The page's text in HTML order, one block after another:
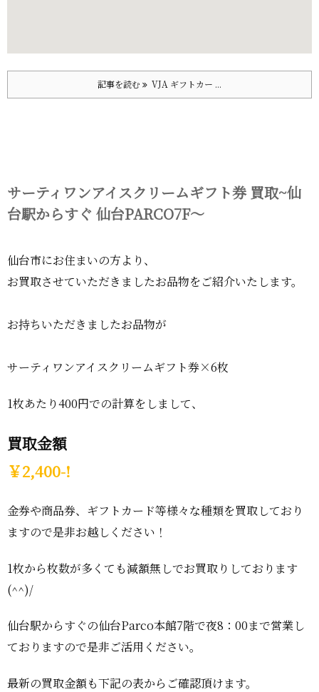
記事を読む VJA ギフトカー ...
サーティワンアイスクリームギフト券 買取~仙
台駅からすぐ 仙台PARCO7F～
仙台市にお住まいの方より、
お買取させていただきましたお品物をご紹介いたします。
お持ちいただきましたお品物が
サーティワンアイスクリームギフト券×6枚
1枚あたり400円での計算をしまして、
買取金額
￥2,400-!
金券や商品券、ギフトカード等様々な種類を買取しており
ますので是非お越しください！
1枚から枚数が多くても減額無しでお買取りしております
(^^)/
仙台駅からすぐの仙台Parco本館7階で夜8：00まで営業し
ておりますので是非ご活用ください。
最新の買取金額も下記の表からご確認頂けます。